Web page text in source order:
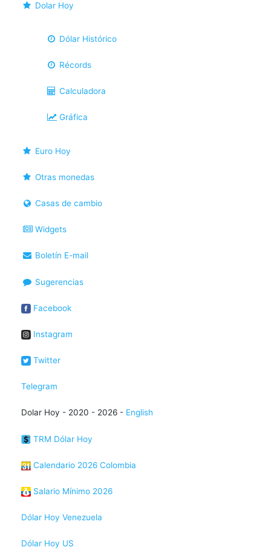
Dolar Hoy
Dólar Histórico
Récords
Calculadora
Gráfica
Euro Hoy
Otras monedas
Casas de cambio
Widgets
Boletín E-mail
Sugerencias
Facebook
Instagram
Twitter
Telegram
Dolar Hoy - 2020 - 2026 - English
TRM Dólar Hoy
Calendario 2026 Colombia
Salario Mínimo 2026
Dólar Hoy Venezuela
Dólar Hoy US